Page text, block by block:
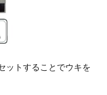
ットすることでウキを